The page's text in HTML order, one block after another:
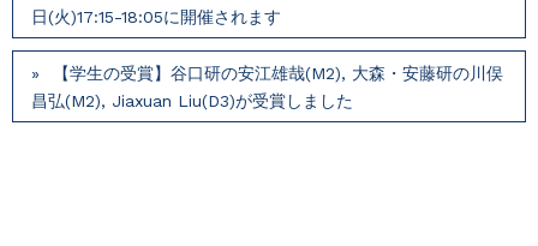
⽇(火)17:15-18:05に開催されます
【学生の受賞】谷口研の安江雄哉(M2), 大森・安藤研の川俣
昌弘(M2), Jiaxuan Liu(D3)が受賞しました